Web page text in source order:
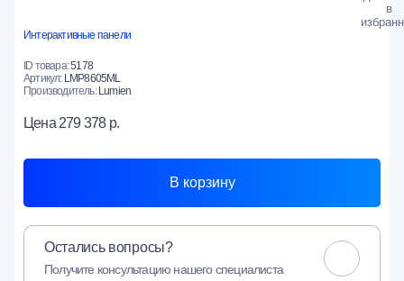
Интерактивные панели
ID товара:5178
Артикул: LMP8605ML
Производитель:Lumien
Цена 279 378 р.
В корзину
Остались вопросы?
Получите консультацию нашего специалиста